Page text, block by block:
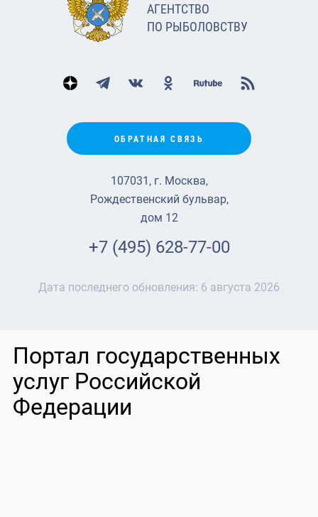
АГЕНТСТВО
ПО РЫБОЛОВСТВУ
ОБРАТНАЯ СВЯЗЬ
107031, г. Москва,
Рождественский бульвар,
дом 12
+7 (495) 628-77-00
Дата последнего обновления: 6 августа 2026
Портал государственных
услуг Российской
Федерации